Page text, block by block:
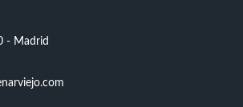
- Madrid